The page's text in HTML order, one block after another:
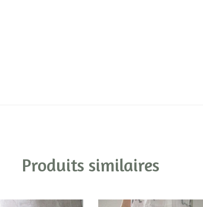
Produits similaires